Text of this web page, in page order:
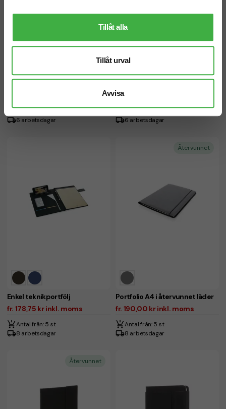
Tillåt alla
Tillåt urval
Avvisa
Ebony A4 portföljmapp
Antal från: 5 st
6 arbetsdagar
Berkeley A4-mapp med
blixtlås
fr. 180,00 kr inkl. moms
Antal från: 5 st
6 arbetsdagar
Enkel teknikportfölj
fr. 178,75 kr inkl. moms
Antal från: 5 st
8 arbetsdagar
Återvunnet
Portfolio A4 i återvunnet läder
fr. 190,00 kr inkl. moms
Antal från: 5 st
8 arbetsdagar
Återvunnet